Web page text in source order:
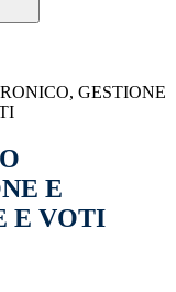
GESTIONE
E
E VOTI